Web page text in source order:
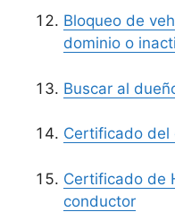
Bloqueo de
dominio o
Buscar al
Certificado del
Certificado de
conductor